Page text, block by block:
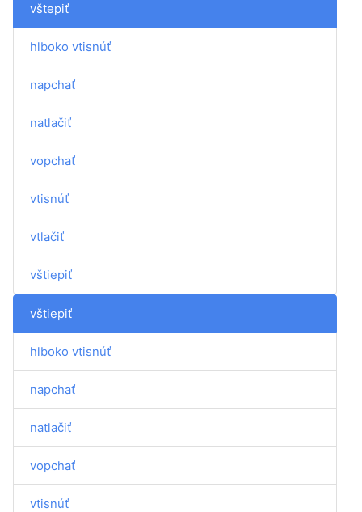
vštepiť
hlboko vtisnúť
napchať
natlačiť
vopchať
vtisnúť
vtlačiť
vštiepiť
vštiepiť
hlboko vtisnúť
napchať
natlačiť
vopchať
vtisnúť